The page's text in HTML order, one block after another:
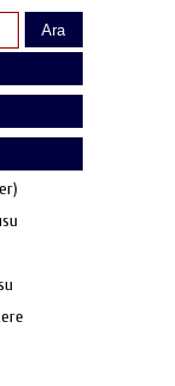
Ara